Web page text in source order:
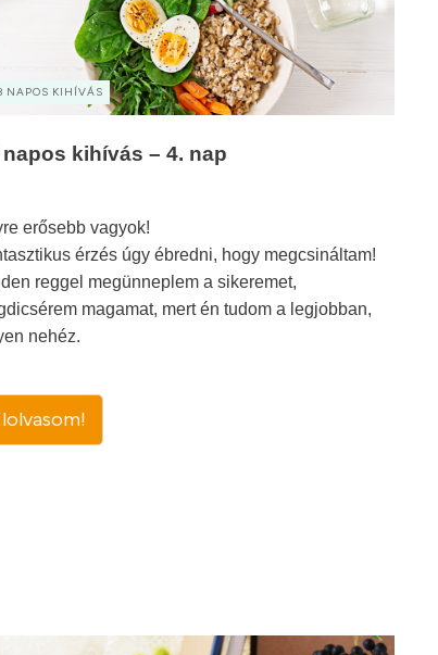
NAPOS KIHÍVÁS
napos kihívás – 4. nap
erősebb vagyok!
érzés úgy ébredni, hogy megcsináltam!
reggel megünneplem a sikeremet,
magamat, mert én tudom a legjobban,
nehéz.